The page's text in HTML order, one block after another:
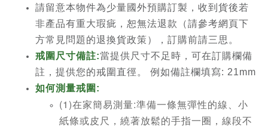
請留意本物件為少量國外預購訂製，收到貨後若
非產品有重大瑕疵，恕無法退款（請參考網頁下
方常見問題的退換貨政策），訂購前請三思。
戒圍尺寸備註:當提供尺寸不足時，可在訂購欄備
註，提供您的戒圍直徑。 例如備註欄填寫: 21mm
如何測量戒圍:
(1)在家簡易測量:準備一條無彈性的線、小
紙條或皮尺，繞著放鬆的手指一圈，線段不